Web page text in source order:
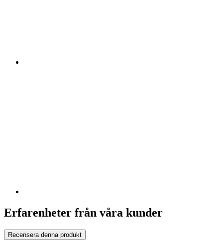
Erfarenheter från våra kunder
Recensera denna produkt